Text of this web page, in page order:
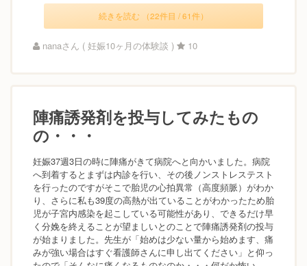
続きを読む （22件目 / 61件）
nanaさん ( 妊娠10ヶ月の体験談 ) 10
陣痛誘発剤を投与してみたもの
の・・・
妊娠37週3日の時に陣痛がきて病院へと向かいました。病院
へ到着するとまずは内診を行い、その後ノンストレステスト
を行ったのですがそこで胎児の心拍異常（高度頻脈）がわか
り、さらに私も39度の高熱が出ていることがわかったため胎
児が子宮内感染を起こしている可能性があり、できるだけ早
く分娩を終えることが望ましいとのことで陣痛誘発剤の投与
が始まりました。先生が「始めは少ない量から始めます、痛
みが強い場合はすぐ看護師さんに申し出てください」と仰っ